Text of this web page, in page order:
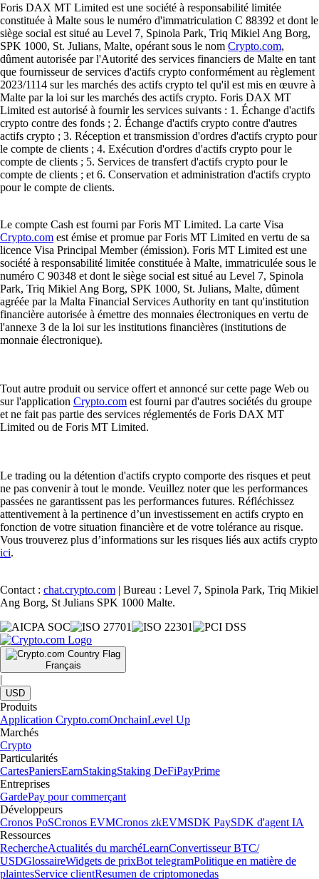
Foris DAX MT Limited est une société à responsabilité limitée
constituée à Malte sous le numéro d'immatriculation C 88392 et dont le
siège social est situé au Level 7, Spinola Park, Triq Mikiel Ang Borg,
SPK 1000, St. Julians, Malte, opérant sous le nom Crypto.com,
dûment autorisée par l'Autorité des services financiers de Malte en tant
que fournisseur de services d'actifs crypto conformément au règlement
2023/1114 sur les marchés des actifs crypto tel qu'il est mis en œuvre à
Malte par la loi sur les marchés des actifs crypto. Foris DAX MT
Limited est autorisé à fournir les services suivants : 1. Échange d'actifs
crypto contre des fonds ; 2. Échange d'actifs crypto contre d'autres
actifs crypto ; 3. Réception et transmission d'ordres d'actifs crypto pour
le compte de clients ; 4. Exécution d'ordres d'actifs crypto pour le
compte de clients ; 5. Services de transfert d'actifs crypto pour le
compte de clients ; et 6. Conservation et administration d'actifs crypto
pour le compte de clients.
Le compte Cash est fourni par Foris MT Limited. La carte Visa
Crypto.com est émise et promue par Foris MT Limited en vertu de sa
licence Visa Principal Member (émission). Foris MT Limited est une
société à responsabilité limitée constituée à Malte, immatriculée sous le
numéro C 90348 et dont le siège social est situé au Level 7, Spinola
Park, Triq Mikiel Ang Borg, SPK 1000, St. Julians, Malte, dûment
agréée par la Malta Financial Services Authority en tant qu'institution
financière autorisée à émettre des monnaies électroniques en vertu de
l'annexe 3 de la loi sur les institutions financières (institutions de
monnaie électronique).
Tout autre produit ou service offert et annoncé sur cette page Web ou
sur l'application Crypto.com est fourni par d'autres sociétés du groupe
et ne fait pas partie des services réglementés de Foris DAX MT
Limited ou de Foris MT Limited.
Le trading ou la détention d'actifs crypto comporte des risques et peut
ne pas convenir à tout le monde. Veuillez noter que les performances
passées ne garantissent pas les performances futures. Réfléchissez
attentivement à la pertinence d’un investissement en actifs crypto en
fonction de votre situation financière et de votre tolérance au risque.
Vous trouverez plus d’informations sur les risques liés aux actifs crypto
ici.
Contact : chat.crypto.com | Bureau : Level 7, Spinola Park, Triq Mikiel
Ang Borg, St Julians SPK 1000 Malte.
Français
|
USD
Produits
Application Crypto.comOnchainLevel Up
Marchés
Crypto
Particularités
CartesPaniersEarnStakingStaking DeFiPayPrime
Entreprises
GardePay pour commerçant
Développeurs
Cronos PoSCronos EVMCronos zkEVMSDK PaySDK d'agent IA
Ressources
RechercheActualités du marchéLearnConvertisseur BTC/
USDGlossaireWidgets de prixBot telegramPolitique en matière de
plaintesService clientResumen de criptomonedas